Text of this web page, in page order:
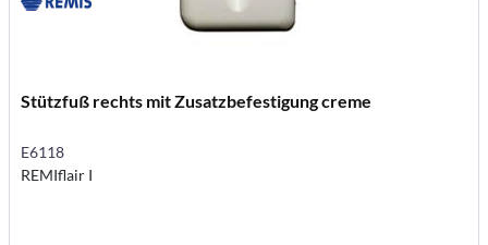
Stützfuß rechts mit Zusatzbefestigung creme
E6118
REMIflair I